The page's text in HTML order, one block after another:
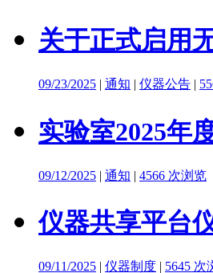
关于正式启用
09/23/2025 通知 仪器公告
实验室2025年
09/12/2025 | 通知 | 4566 次浏览
仪器共享平台
09/11/2025 | 仪器制度 | 5645 次